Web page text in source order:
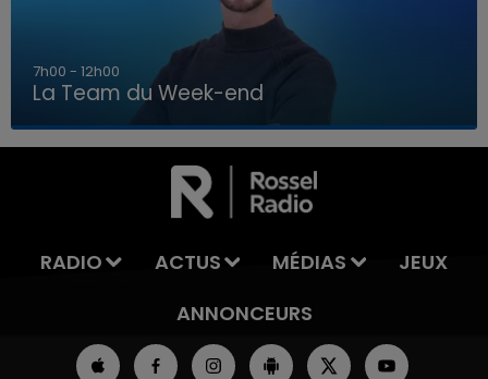
LA TEAM DU WEEK-END
7h00 - 12h00
La Team du Week-end
RADIO ACTUS MÉDIAS
JEUX
ANNONCEURS